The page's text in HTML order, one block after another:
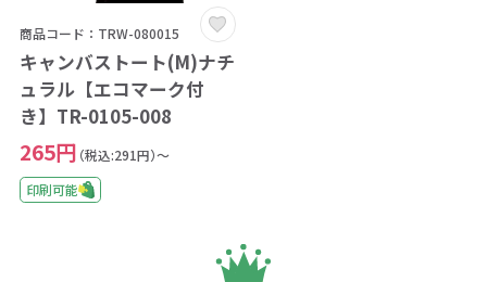
商品コード：TRW-080015
キャンバストート(M)ナチ
ュラル【エコマーク付
き】TR-0105-008
265円 （税込:291円）～
印刷可能